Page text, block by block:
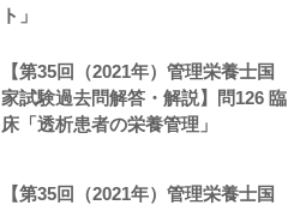
ト」
【第35回（2021年）管理栄養士国
家試験過去問解答・解説】問126 臨
床「透析患者の栄養管理」
【第35回（2021年）管理栄養士国